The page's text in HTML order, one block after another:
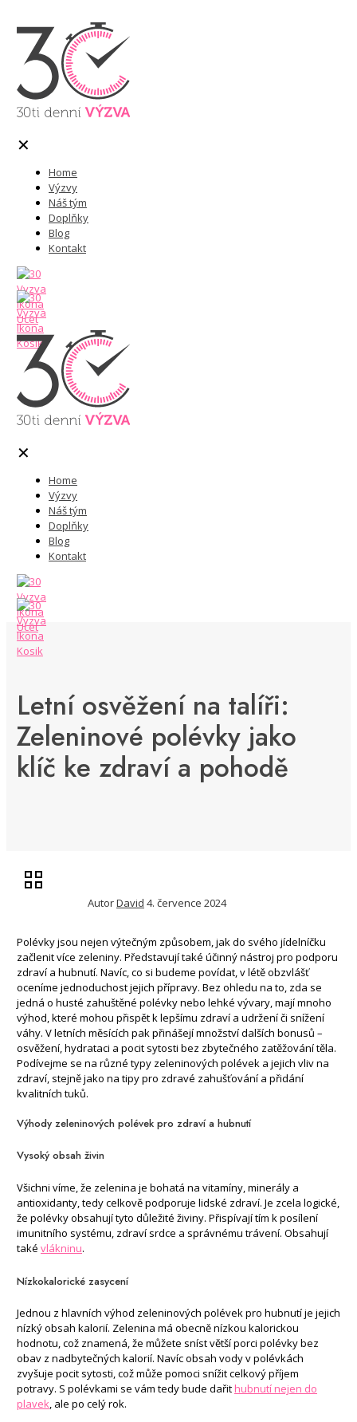
✕
Home
Výzvy
Náš tým
Doplňky
Blog
Kontakt
✕
Home
Výzvy
Náš tým
Doplňky
Blog
Kontakt
Letní osvěžení na talíři:
Zeleninové polévky jako
klíč ke zdraví a pohodě
AutorDavid 4. července 2024
Polévky jsou nejen výtečným způsobem, jak do svého jídelníčku
začlenit více zeleniny. Představují také účinný nástroj pro podporu
zdraví a hubnutí. Navíc, co si budeme povídat, v létě obzvlášť
oceníme jednoduchost jejich přípravy. Bez ohledu na to, zda se
jedná o husté zahuštěné polévky nebo lehké vývary, mají mnoho
výhod, které mohou přispět k lepšímu zdraví a udržení či snížení
váhy. V letních měsících pak přinášejí množství dalších bonusů –
osvěžení, hydrataci a pocit sytosti bez zbytečného zatěžování těla.
Podívejme se na různé typy zeleninových polévek a jejich vliv na
zdraví, stejně jako na tipy pro zdravé zahušťování a přidání
kvalitních tuků.
Výhody zeleninových polévek pro zdraví a hubnutí
Vysoký obsah živin
Všichni víme, že zelenina je bohatá na vitamíny, minerály a
antioxidanty, tedy celkově podporuje lidské zdraví. Je zcela logické,
že polévky obsahují tyto důležité živiny. Přispívají tím k posílení
imunitního systému, zdraví srdce a správnému trávení. Obsahují
také vlákninu.
Nízkokalorické zasycení
Jednou z hlavních výhod zeleninových polévek pro hubnutí je jejich
nízký obsah kalorií. Zelenina má obecně nízkou kalorickou
hodnotu, což znamená, že můžete sníst větší porci polévky bez
obav z nadbytečných kalorií. Navíc obsah vody v polévkách
zvyšuje pocit sytosti, což může pomoci snížit celkový příjem
potravy. S polévkami se vám tedy bude dařithubnutí nejen do
plavek, ale po celý rok.